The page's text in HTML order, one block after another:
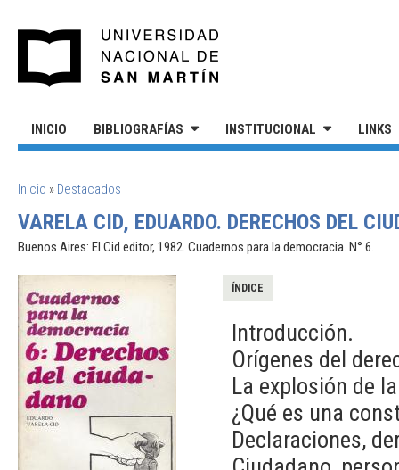
INICIO BIBLIOGRAFÍAS INSTITUCIONAL LINKS
SE ENCUENTRA USTED AQUÍ
Inicio » Destacados
VARELA CID, EDUARDO. DERECHOS DEL
Buenos Aires: El Cid editor, 1982. Cuadernos para la democracia. N° 6.
ÍNDICE
Introducción.
Orígenes del
La explosión de
¿Qué es una
Declaraciones,